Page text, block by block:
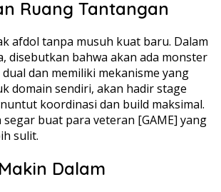
Ruang Tantangan
afdol tanpa musuh kuat baru. Dalam
disebutkan bahwa akan ada monster
dan memiliki mekanisme yang
domain sendiri, akan hadir stage
koordinasi dan build maksimal.
buat para veteran [GAME] yang
sulit.
Dalam